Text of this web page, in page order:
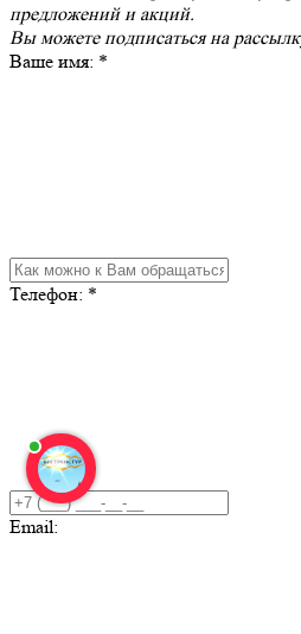
предложений и акций.
Вы можетеподписаться на
Ваше имя: *
Телефон: *
Email: